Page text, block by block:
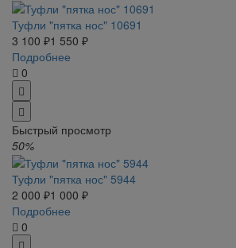
Туфли "пятка нос" 10691
3 100 ₽1 550 ₽
Подробнее
0
Быстрый просмотр
50%
Туфли "пятка нос" 5944
2 000 ₽1 000 ₽
Подробнее
0